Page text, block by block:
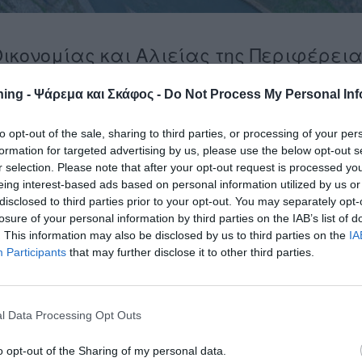
- Ψάρεμα και Σκάφος - Do Not Process My Personal
opt-out of the sale, sharing to third parties, or processing of your
for targeted advertising by us, please use the below opt-out
selection. Please note that after your opt-out request is processed
interest-based ads based on personal information utilized by us
to third parties prior to your opt-out. You may separately
of your personal information by third parties on the IAB’s list of
This information may also be disclosed by us to third parties on the
Participants that may further disclose it to other third parties.
Data Processing Opt Outs
opt-out of the Sharing of my personal data.
και Αλιείας της
Αλιείας ανακοινώνονται τα εξής:
αλιείας ιχθύων και λοιπών υδρόβιων ζώων, με
αναπαραγωγής των ιχθυοπληθυσμών αυτών, στους
Στρυμόνα, Λουδία, ποτάμι Γουμένισσας, Γοργόπης,
Δράμας (θυρόφραγμα οικισμού Συμβολής) και σε όλους
και υδάτινα κανάλια αυτών, καθώς και σε όλα τα λοιπά
τεχνητής λίμνης Άγρα, από την Πέμπτη 20 Απριλίου
2023 και ώρα 12 μ.μ.
έχουν την αρμοδιότητα τήρησης – εφαρμογής της απόφασης
με τις ισχύουσες διατάξεις.
Αλιείας των Περιφερειακών Ενοτήτων: